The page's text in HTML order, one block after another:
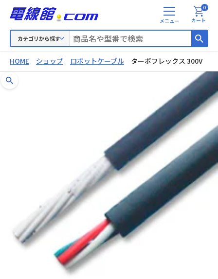
カテゴリから探す
メ
ニ
カート
0
HOME ショップ ロボットケーブル ターボフレックス 300V